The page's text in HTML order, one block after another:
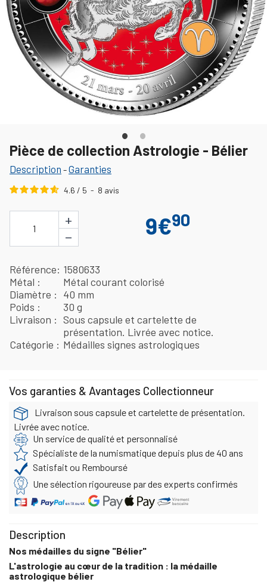
Pièce de collection Astrologie - Bélier
Description -Garanties
4.6 / 5 - 8 avis
1
+
−
9€90
Référence 1580633
Métal
Métal courant colorisé
Diamètre
40 mm
Poids
30 g
Livraison
Sous capsule et cartelette de
présentation. Livrée avec notice.
Catégorie
Médailles signes astrologiques
Vos garanties & Avantages Collectionneur
Livraison sous capsule et cartelette de présentation.
Livrée avec notice.
Un service de qualité et personnalisé
Spécialiste de la numismatique depuis plus de 40 ans
Satisfait ou Remboursé
Une sélection rigoureuse par des experts confirmés
Description
Nos médailles du signe "Bélier"
L'astrologie au cœur de la tradition : la médaille
astrologique bélier